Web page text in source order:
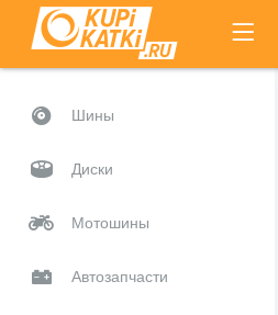
Шины
Диски
Мотошины
Автозапчасти